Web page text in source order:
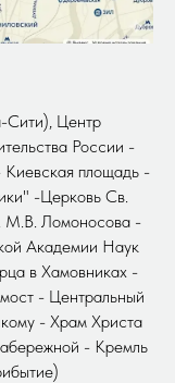
Сити), Центр
России -
площадь -
-Церковь Св.
М.В. Ломоносова -
Академии Наук
в Хамовниках -
- Центральный
- Храм Христа
- Кремль